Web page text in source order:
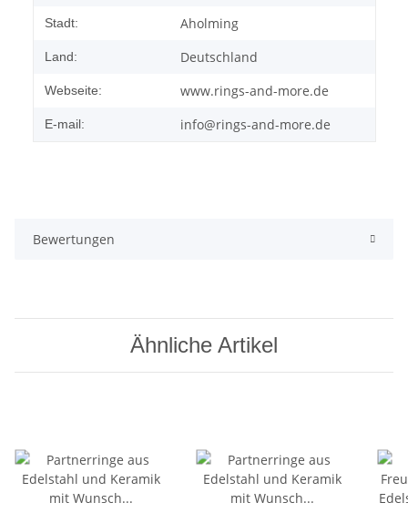
Stadt: Aholming
Land: Deutschland
Webseite: www.rings-and-more.de
E-mail: info@rings-and-more.de
Bewertungen
Ähnliche Artikel